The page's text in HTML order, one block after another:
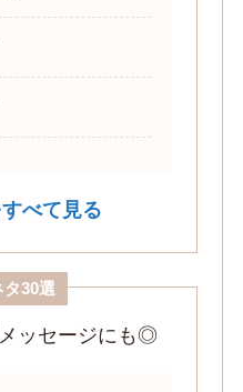
べて見る
30選
ッセージにも◎